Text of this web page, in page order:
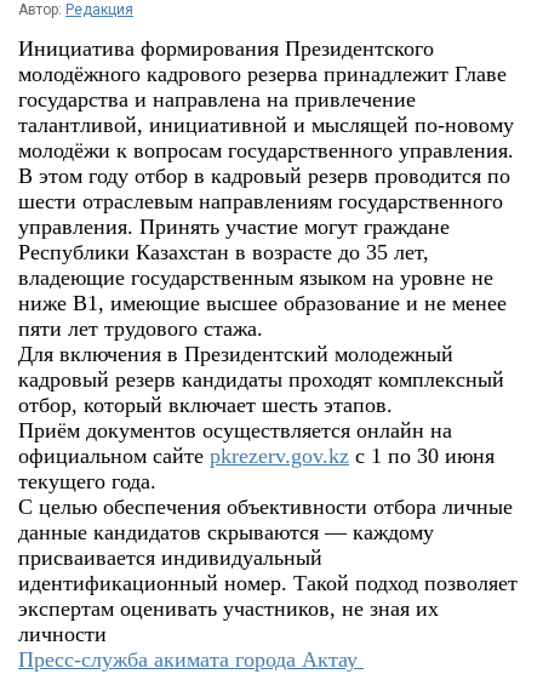
Автор: Редакция
Инициатива формирования Президентского
молодёжного кадрового резерва принадлежит Главе
государства и направлена на привлечение
талантливой, инициативной и мыслящей по-новому
молодёжи к вопросам государственного управления.
В этом году отбор в кадровый резерв проводится по
шести отраслевым направлениям государственного
управления. Принять участие могут граждане
Республики Казахстан в возрасте до 35 лет,
владеющие государственным языком на уровне не
ниже B1, имеющие высшее образование и не менее
пяти лет трудового стажа.
Для включения в Президентский молодежный
кадровый резерв кандидаты проходят комплексный
отбор, который включает шесть этапов.
Приём документов осуществляется онлайн на
официальном сайте pkrezerv.gov.kz с 1 по 30 июня
текущего года.
С целью обеспечения объективности отбора личные
данные кандидатов скрываются — каждому
присваивается индивидуальный
идентификационный номер. Такой подход позволяет
экспертам оценивать участников, не зная их
личности
Пресс-служба акимата города Актау